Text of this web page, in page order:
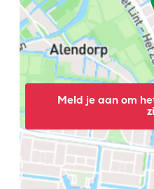
Meld je aan om